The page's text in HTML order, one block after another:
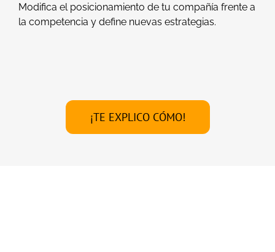
Modifica el posicionamiento de tu compañía frente a
la competencia y define nuevas estrategias.
¡TE EXPLICO CÓMO!